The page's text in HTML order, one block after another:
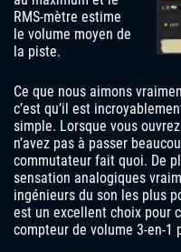
RMS-mètre estime
le volume moyen de
la piste.
Ce que nous aimons
c’est qu’il est
simple. Lorsque vous
n’avez pas à passer
commutateur fait quoi. De
sensation analogiques
ingénieurs du son les plus
est un excellent choix pour
compteur de volume 3-en-1